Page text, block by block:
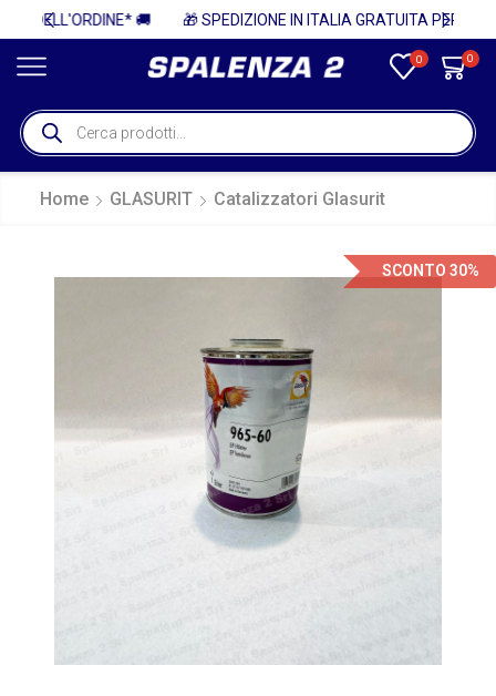
🎁 SPEDIZIONE IN ITALIA GRATUITA PER ORDINI SUPERIORI A 750€ + IVA 🎁
0 0
Home GLASURIT Catalizzatori Glasurit
SCONTO 30%